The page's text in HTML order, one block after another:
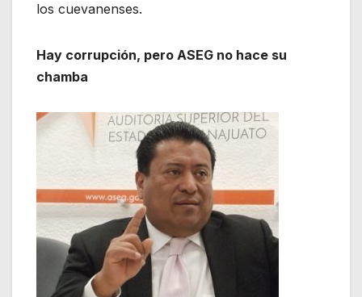
los cuevanenses.
Hay corrupción, pero ASEG no hace su
chamba